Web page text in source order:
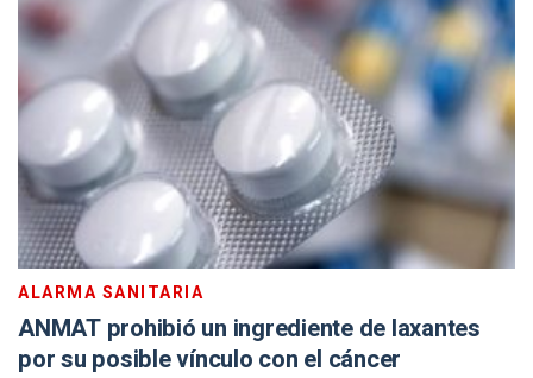
ALARMA SANITARIA
ANMAT prohibió un ingrediente de laxantes
por su posible vínculo con el cáncer